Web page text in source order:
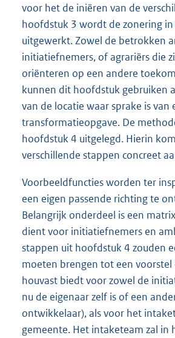
voor het de iniëren van de
hoofdstuk 3 wordt de zonering
uitgewerkt. Zowel de betrokken
initiatiefnemers, of agrariërs die
oriënteren op een andere
kunnen dit hoofdstuk gebruiken
van de locatie waar sprake is van
transformatieopgave. De
hoofdstuk 4 uitgelegd. Hierin
verschillende stappen concreet
Voorbeeldfuncties worden ter
een eigen passende richting te
Belangrijk onderdeel is een
dient voor initiatiefnemers en
stappen uit hoofdstuk 4 zouden
moeten brengen tot een
houvast biedt voor zowel de
nu de eigenaar zelf is of een
ontwikkelaar), als voor het
gemeente. Het intaketeam zal in